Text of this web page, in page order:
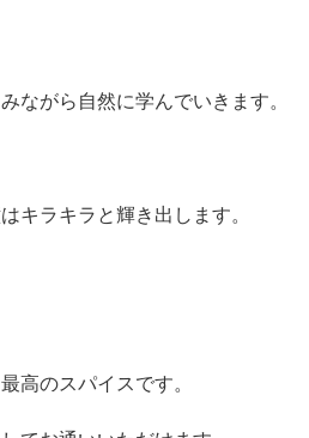
ながら自然に学んでいきます。
キラキラと輝き出します。
高のスパイスです。